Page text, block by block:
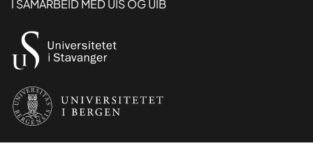
I SAMARBEID MED UIS OG UIB